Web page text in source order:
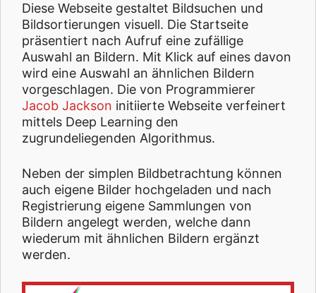
Diese Webseite gestaltet Bildsuchen und
Bildsortierungen visuell. Die Startseite
präsentiert nach Aufruf eine zufällige
Auswahl an Bildern. Mit Klick auf eines davon
wird eine Auswahl an ähnlichen Bildern
vorgeschlagen. Die von Programmierer
Jacob Jackson initiierte Webseite verfeinert
mittels Deep Learning den
zugrundeliegenden Algorithmus.
Neben der simplen Bildbetrachtung können
auch eigene Bilder hochgeladen und nach
Registrierung eigene Sammlungen von
Bildern angelegt werden, welche dann
wiederum mit ähnlichen Bildern ergänzt
werden.